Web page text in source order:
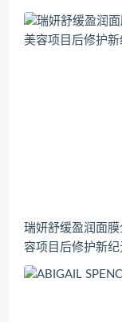
瑞妍舒缓盈润面
容项目后修护新纪